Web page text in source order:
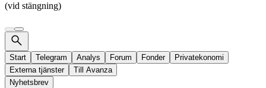
(vid stängning)
Start Telegram Analys Forum Fonder
Privatekonomi
Externa tjänster
Till Avanza
Nyhetsbrev